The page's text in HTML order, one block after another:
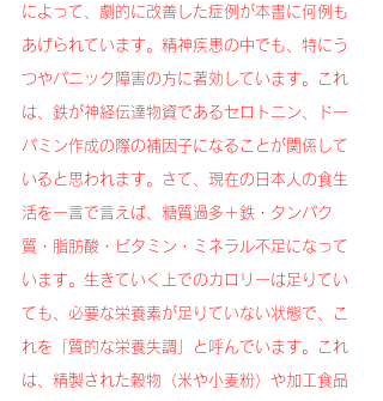
によって、劇的に改善した症例が本書に何例も
あげられています。精神疾患の中でも、特にう
つやパニック障害の方に著効しています。これ
は、鉄が神経伝達物資であるセロトニン、ドー
パミン作成の際の補因子になることが関係して
いると思われます。さて、現在の日本人の食生
活を一言で言えば、糖質過多＋鉄・タンパク
質・脂肪酸・ビタミン・ミネラル不足になって
います。生きていく上でのカロリーは足りてい
ても、必要な栄養素が足りていない状態で、こ
れを「質的な栄養失調」と呼んでいます。これ
は、精製された穀物（米や小麦粉）や加工食品